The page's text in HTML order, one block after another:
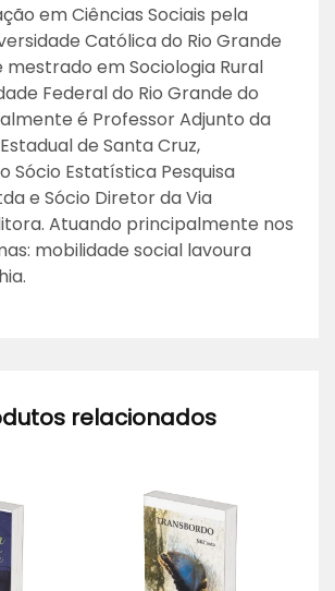
em Ciências Sociais pela
Católica do Rio Grande
mestrado em Sociologia Rural
Federal do Rio Grande do
é Professor Adjunto da
de Santa Cruz,
Sócio Estatística Pesquisa
e Sócio Diretor da Via
Atuando principalmente nos
mobilidade social lavoura
relacionados